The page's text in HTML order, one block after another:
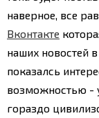
наверное, все
Вконтакте
наших новостей
показалсь
возможностью - у
гораздо